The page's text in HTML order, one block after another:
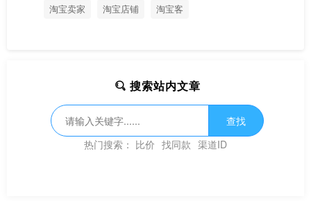
淘宝卖家 淘宝店铺 淘宝客
搜索站内文章
查找
热门搜索： 比价 找同款 渠道ID